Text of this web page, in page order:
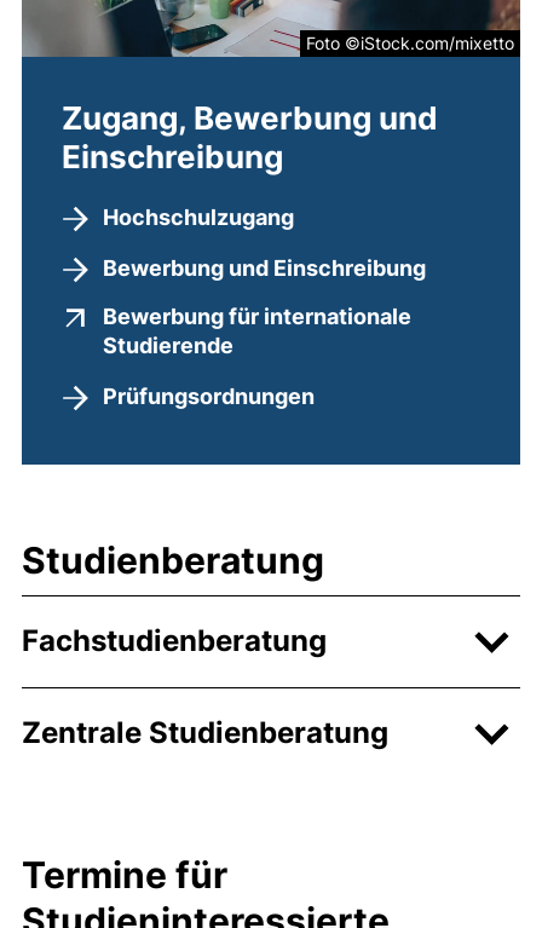
Zugang, Bewerbung und
Einschreibung
Hochschulzugang
Bewerbung und Einschreibung
Bewerbung für internationale
Studierende
Prüfungsordnungen
Foto ©iStock.com/mixetto
Studienberatung
Fachstudienberatung
Zentrale Studienberatung
Termine für